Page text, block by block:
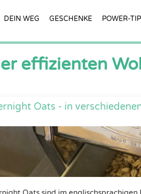
DEIN WEG GESCHENKE POWER-
effizienten
Oats - in